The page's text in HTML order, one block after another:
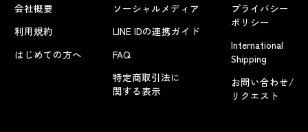
会社概要
利用規約
はじめての方へ
ソーシャルメディア
LINE IDの連携ガイド
FAQ
特定商取引法に
関する表示
プライバシー
ポリシー
International
Shipping
お問い合わせ/
リクエスト